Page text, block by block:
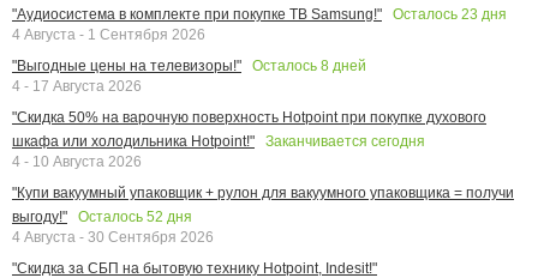
"Аудиосистема в комплекте при покупке ТВ Samsung!"
Осталось 23 дня
4 Августа - 1 Сентября 2026
"Выгодные цены на телевизоры!"
Осталось 8 дней
4 - 17 Августа 2026
"Скидка 50% на варочную поверхность Hotpoint при покупке духового
шкафа или холодильника Hotpoint!"
Заканчивается сегодня
4 - 10 Августа 2026
"Купи вакуумный упаковщик + рулон для вакуумного упаковщика = получи
выгоду!"
Осталось 52 дня
4 Августа - 30 Сентября 2026
"Скидка за СБП на бытовую технику Hotpoint, Indesit!"